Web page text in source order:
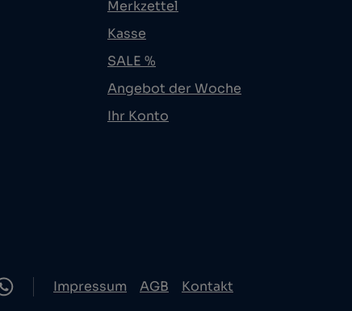
Merkzettel
Kasse
SALE %
Angebot der Woche
Ihr Konto
Impressum AGB Kontakt